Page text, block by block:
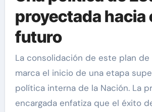
proyectada hacia
futuro
La consolidación de este plan de
marca el inicio de una etapa
política interna de la Nación. La
encargada enfatiza que el éxito